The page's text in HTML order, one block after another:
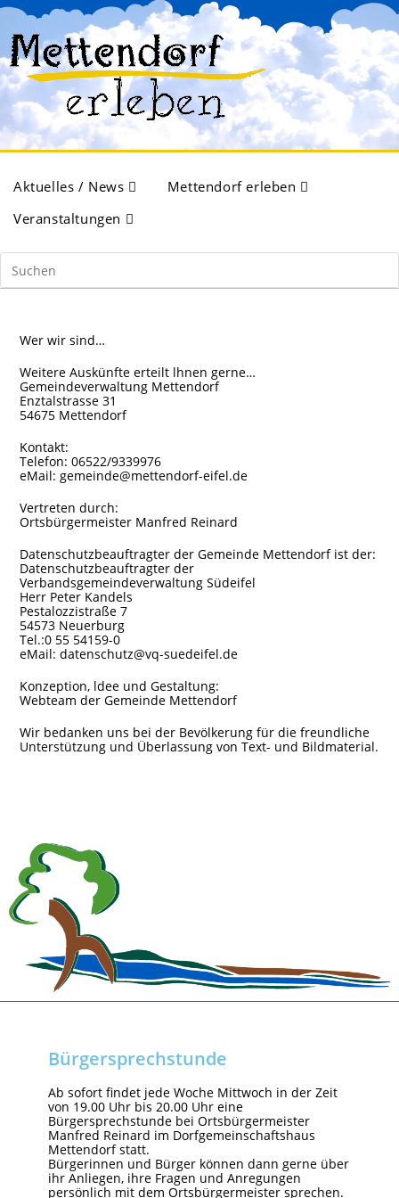
Aktuelles / News
Mettendorf erleben
Veranstaltungen
Wer wir sind…
Weitere Auskünfte erteilt lhnen gerne…
Gemeindeverwaltung Mettendorf
Enztalstrasse 31
54675 Mettendorf
Kontakt:
Telefon: 06522/9339976
eMail: gemeinde@mettendorf-eifel.de
Vertreten durch:
Ortsbürgermeister Manfred Reinard
Datenschutzbeauftragter der Gemeinde Mettendorf ist der:
Datenschutzbeauftragter der
Verbandsgemeindeverwaltung Südeifel
Herr Peter Kandels
Pestalozzistraße 7
54573 Neuerburg
Tel.:0 55 54159-0
eMail: datenschutz@vq-suedeifel.de
Konzeption, ldee und Gestaltung:
Webteam der Gemeinde Mettendorf
Wir bedanken uns bei der Bevölkerung für die freundliche
Unterstützung und Überlassung von Text- und Bildmaterial.
Bürgersprechstunde
Ab sofort findet jede Woche Mittwoch in der Zeit
von 19.00 Uhr bis 20.00 Uhr eine
Bürgersprechstunde bei Ortsbürgermeister
Manfred Reinard im Dorfgemeinschaftshaus
Mettendorf statt.
Bürgerinnen und Bürger können dann gerne über
ihr Anliegen, ihre Fragen und Anregungen
persönlich mit dem Ortsbürgermeister sprechen.